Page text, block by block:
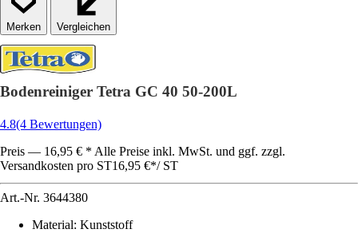
Vergleichen
Bodenreiniger Tetra GC 40 50-200L
4.8(4 Bewertungen)
Preis — 16,95 € * Alle Preise inkl. MwSt. und ggf. zzgl.
Versandkosten pro ST16,95 €*/ ST
Art.-Nr. 3644380
Material: Kunststoff